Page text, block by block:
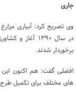
جاری
وی تصریح کرد: آبیاری
در سال ۱۳۹۰
برخوردار شدند.
های مختلف برای تکمیل طرح